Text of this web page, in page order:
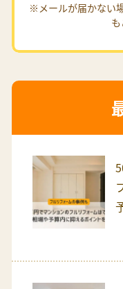
※メールが届かない